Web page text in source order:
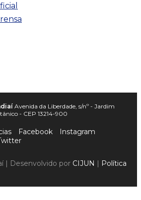
Avenida da Liberdade, s/nº - Jardim
- CEP 13214-900
Facebook
Instagram
| Desenvolvido por CIJUN | Política